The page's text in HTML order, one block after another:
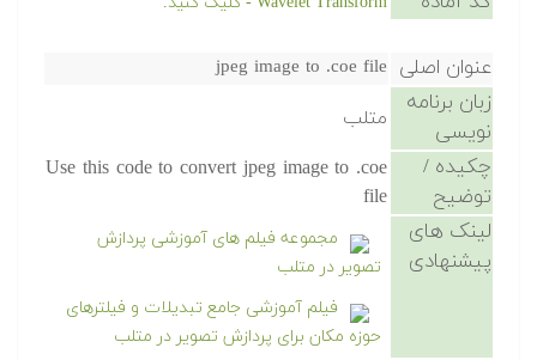
عنوان اصلی jpeg image to .coe file
زبان برنامه
نویسی
متلب
چکیده /
توضیح
Use this code to convert jpeg image to .coe
file
لینک های
پیشنهادی
مجموعه فیلم های آموزشی پردازش
تصویر در متلب
فیلم آموزشی جامع تبدیلات و فیلترهای
حوزه مکان برای پردازش تصویر در متلب